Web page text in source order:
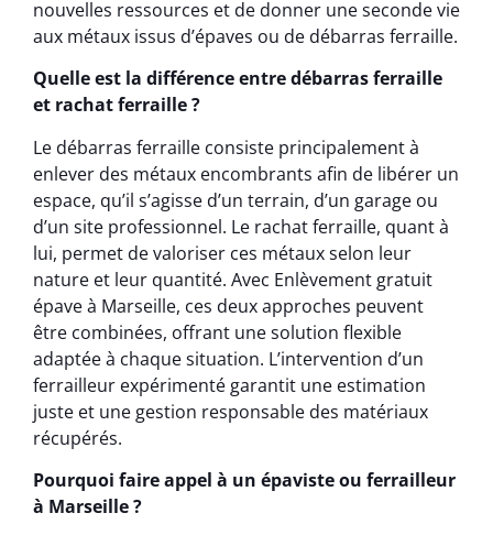
nouvelles ressources et de donner une seconde vie
aux métaux issus d’épaves ou de débarras ferraille.
Quelle est la différence entre débarras ferraille
et rachat ferraille ?
Le débarras ferraille consiste principalement à
enlever des métaux encombrants afin de libérer un
espace, qu’il s’agisse d’un terrain, d’un garage ou
d’un site professionnel. Le rachat ferraille, quant à
lui, permet de valoriser ces métaux selon leur
nature et leur quantité. Avec Enlèvement gratuit
épave à Marseille, ces deux approches peuvent
être combinées, offrant une solution flexible
adaptée à chaque situation. L’intervention d’un
ferrailleur expérimenté garantit une estimation
juste et une gestion responsable des matériaux
récupérés.
Pourquoi faire appel à un épaviste ou ferrailleur
à Marseille ?